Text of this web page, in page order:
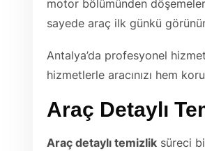
motor bölümünden
sayede araç ilk günkü
Antalya’da profesyonel
hizmetlerle aracınızı hem
Araç Detaylı
Araç detaylı temizlik süreci